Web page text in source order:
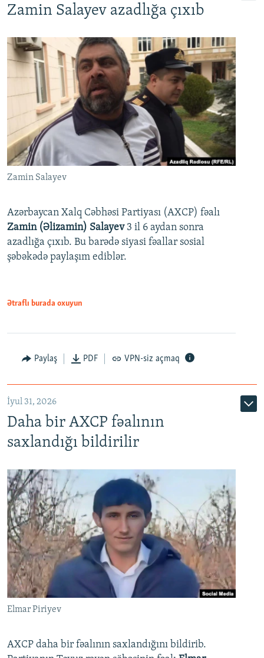
Zamin Salayev azadlığa çıxıb
Zamin Salayev
Azərbaycan Xalq Cəbhəsi Partiyası (AXCP) fəalı
Zamin (Əlizamin) Salayev 3 il 6 aydan sonra
azadlığa çıxıb. Bu barədə siyasi fəallar sosial
şəbəkədə paylaşım ediblər.
Ətraflı burada oxuyun
Paylaş PDF VPN-siz açmaq
İyul 31, 2026
Daha bir AXCP fəalının
saxlandığı bildirilir
Elmar Piriyev
AXCP daha bir fəalının saxlandığını bildirib.